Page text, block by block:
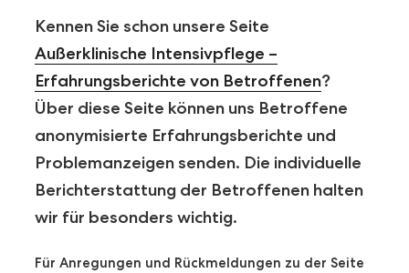
Kennen Sie schon unsere Seite
Außerklinische Intensivpflege –
Erfahrungsberichte von Betroffenen?
Über diese Seite können uns Betroffene
anonymisierte Erfahrungsberichte und
Problemanzeigen senden. Die individuelle
Berichterstattung der Betroffenen halten
wir für besonders wichtig.
Für Anregungen und Rückmeldungen zu der Seite